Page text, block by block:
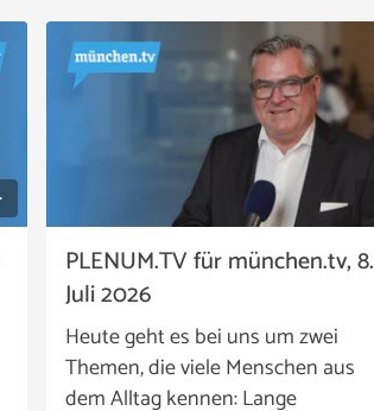
PLENUM.TV für münchen.tv, 8.
Juli 2026
Heute geht es bei uns um zwei
Themen, die viele Menschen aus
dem Alltag kennen: Lange